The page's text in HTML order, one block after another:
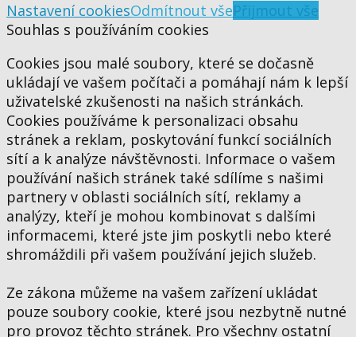
Nastavení cookiesOdmítnout všePřijmout vše
Souhlas s používáním cookies
Cookies jsou malé soubory, které se dočasně
ukládají ve vašem počítači a pomáhají nám k lepší
uživatelské zkušenosti na našich stránkách.
Cookies používáme k personalizaci obsahu
stránek a reklam, poskytování funkcí sociálních
sítí a k analýze návštěvnosti. Informace o vašem
používání našich stránek také sdílíme s našimi
partnery v oblasti sociálních sítí, reklamy a
analýzy, kteří je mohou kombinovat s dalšími
informacemi, které jste jim poskytli nebo které
shromáždili při vašem používání jejich služeb.
Ze zákona můžeme na vašem zařízení ukládat
pouze soubory cookie, které jsou nezbytně nutné
pro provoz těchto stránek. Pro všechny ostatní